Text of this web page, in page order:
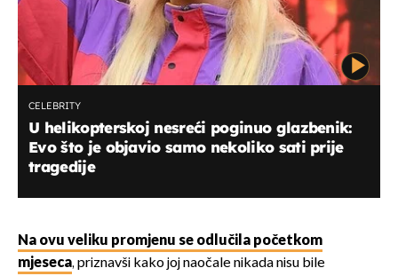
CELEBRITY
U helikopterskoj nesreći poginuo glazbenik:
Evo što je objavio samo nekoliko sati prije
tragedije
Na ovu veliku promjenu se odlučila početkom
mjeseca, priznavši kako joj naočale nikada nisu bile